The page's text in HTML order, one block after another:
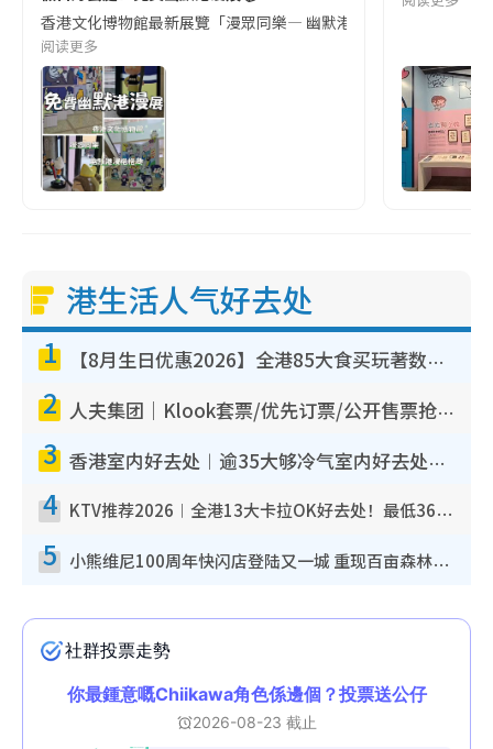
香港文化博物館最新展覽「漫眾同樂— 幽默港漫格格趣」正式開
阅读更多
港生活人气好去处
1 【8月生日优惠2026】全港85大食买玩著数攻略 自助餐/火锅放题同行免费＋诚品/DONKI送现金券
2 人夫集团｜Klook套票/优先订票/公开售票抢票攻略！附票价.购票连结.场地座位表
3 香港室内好去处︱逾35大够冷气室内好去处推荐 室内活动免费避雨无惧下雨
4 KTV推荐2026︱全港13大卡拉OK好去处！最低36元起 日语歌都有！(附地址+收费详情)
5 小熊维尼100周年快闪店登陆又一城 重现百亩森林经典场景／独家限定盲盒登场／专属DIY香水